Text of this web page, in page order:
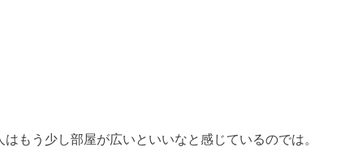
もう少し部屋が広いといいなと感じているのでは。